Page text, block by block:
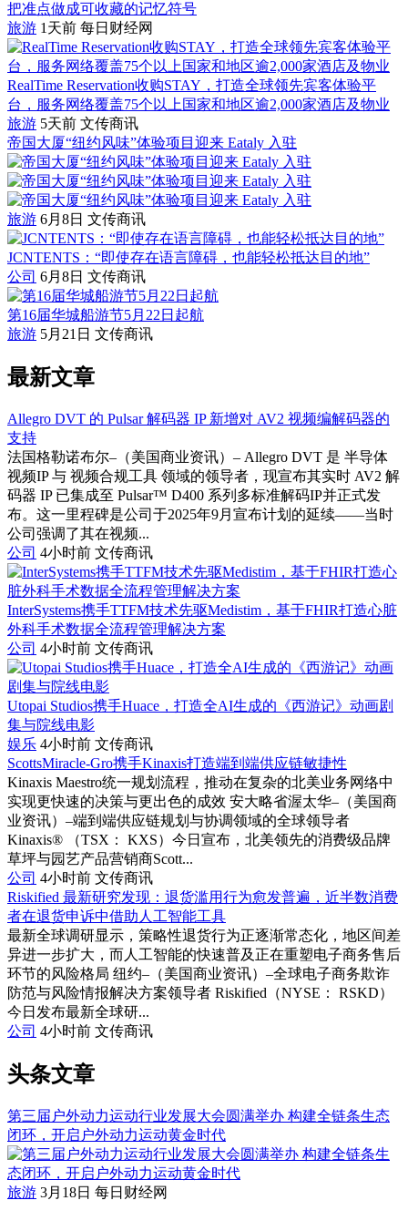
旅游 1天前 每日财经网
RealTime Reservation收购STAY，打造全球领先宾客体验平
台，服务网络覆盖75个以上国家和地区逾2,000家酒店及物业
旅游 5天前 文传商讯
帝国大厦“纽约风味”体验项目迎来 Eataly 入驻
旅游 6月8日 文传商讯
JCNTENTS：“即使存在语言障碍，也能轻松抵达目的地”
公司 6月8日 文传商讯
第16届华城船游节5月22日起航
旅游 5月21日 文传商讯
最新文章
Allegro DVT 的 Pulsar 解码器 IP 新增对 AV2 视频编解码器的
支持
法国格勒诺布尔–（美国商业资讯）– Allegro DVT 是 半导体
视频IP 与 视频合规工具 领域的领导者，现宣布其实时 AV2 解
码器 IP 已集成至 Pulsar™ D400 系列多标准解码IP并正式发
布。这一里程碑是公司于2025年9月宣布计划的延续——当时
公司强调了其在视频...
公司 4小时前 文传商讯
InterSystems携手TTFM技术先驱Medistim，基于FHIR打造心脏
外科手术数据全流程管理解决方案
公司 4小时前 文传商讯
Utopai Studios携手Huace，打造全AI生成的《西游记》动画剧
集与院线电影
娱乐 4小时前 文传商讯
ScottsMiracle-Gro携手Kinaxis打造端到端供应链敏捷性
Kinaxis Maestro统一规划流程，推动在复杂的北美业务网络中
实现更快速的决策与更出色的成效 安大略省渥太华–（美国商
业资讯）–端到端供应链规划与协调领域的全球领导者
Kinaxis® （TSX： KXS）今日宣布，北美领先的消费级品牌
草坪与园艺产品营销商Scott...
公司 4小时前 文传商讯
Riskified 最新研究发现：退货滥用行为愈发普遍，近半数消费
者在退货申诉中借助人工智能工具
最新全球调研显示，策略性退货行为正逐渐常态化，地区间差
异进一步扩大，而人工智能的快速普及正在重塑电子商务售后
环节的风险格局 纽约–（美国商业资讯）–全球电子商务欺诈
防范与风险情报解决方案领导者 Riskified（NYSE： RSKD）
今日发布最新全球研...
公司 4小时前 文传商讯
头条文章
第三届户外动力运动行业发展大会圆满举办 构建全链条生态
闭环，开启户外动力运动黄金时代
旅游 3月18日 每日财经网